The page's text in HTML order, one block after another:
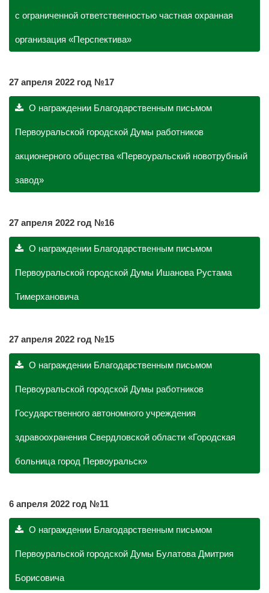
с ограниченной ответственностью частная охранная
организация «Перспектива»
27 апреля 2022 год №17
О награждении Благодарственным письмом
Первоуральской городской Думы работников
акционерного общества «Первоуральский новотрубный
завод»
27 апреля 2022 год №16
О награждении Благодарственным письмом
Первоуральской городской Думы Ишанова Рустама
Тимерхановича
27 апреля 2022 год №15
О награждении Благодарственным письмом
Первоуральской городской Думы работников
Государственного автономного учреждения
здравоохранения Свердловской области «Городская
больница город Первоуральск»
6 апреля 2022 год №11
О награждении Благодарственным письмом
Первоуральской городской Думы Булатова Дмитрия
Борисовича